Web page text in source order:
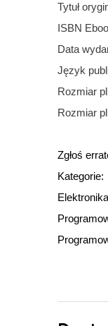
Tytuł
ISBN
Data
Język
Rozmiar
Rozmiar
Zgłoś
Kategorie: